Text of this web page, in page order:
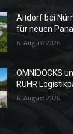
Altdorf bei
für neuen
6. August 2026
OMNIDOCKS
RUHR
6. August 2026